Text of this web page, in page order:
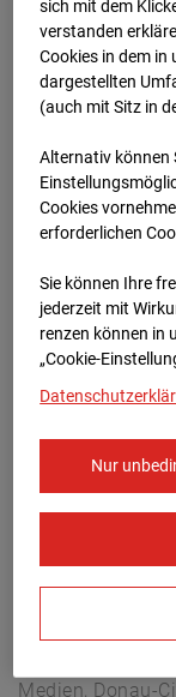
BC-
Arnulf Klett
Europe/Berlin
Medien, Donau-
sich mit dem
ver­standen
Cookies in dem
dargestellten
(auch mit Sitz in
Alternativ können
Cookies
erforderlichen
Sie können Ihre
jederzeit mit
renzen können in
„Cookie-
Nur